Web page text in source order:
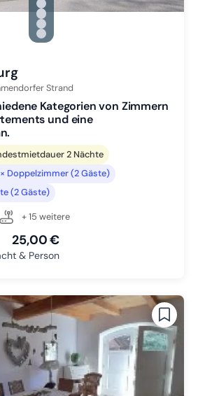
Zu Slide 1 wechseln
Zu Slide 2 wechseln
Zu Slide 3 wechseln
Zu Slide 4 wechseln
Zu Slide 5 wechseln
Strand
Kategorien von Zimmern
und eine
2 Nächte
Doppelzimmer (2 Gäste)
(2 Gäste)
+ 15 weitere
25,00 €
& Person